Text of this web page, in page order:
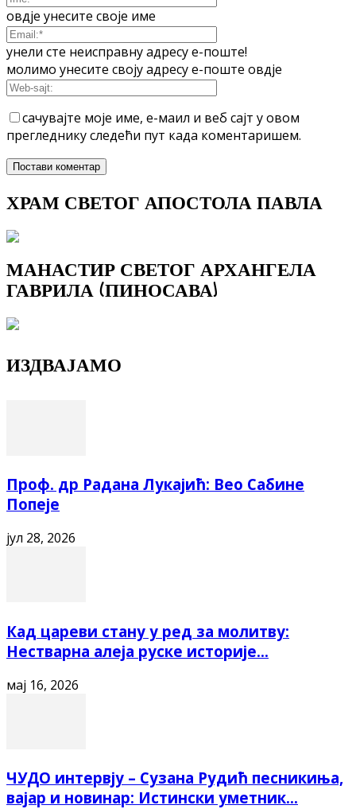
овдје унесите своје име
унели сте неисправну адресу е-поште!
молимо унесите своју адресу е-поште овдје
сачувајте моје име, е-маил и веб сајт у овом
прегледнику следећи пут када коментаришем.
ХРАМ СВЕТОГ АПОСТОЛА ПАВЛА
МАНАСТИР СВЕТОГ АРХАНГЕЛА
ГАВРИЛА (ПИНОСАВА)
ИЗДВАЈАМО
Проф. др Радана Лукајић: Вео Сабине
Попеје
јул 28, 2026
Кад цареви стану у ред за молитву:
Нестварна алеја руске историје...
мај 16, 2026
ЧУДО интервју – Сузана Рудић песникиња,
вајар и новинар: Истински уметник...